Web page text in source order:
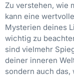
Zu verstehen, wie
kann eine
Mysterien deines
wichtig zu
sind vielmehr
deiner inneren
sondern auch